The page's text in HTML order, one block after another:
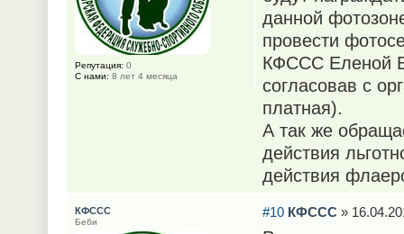
данной
провести
КФССС Еленой
согласовав с
платная).
А так же
действия
действия
Репутация: 0
С нами: 8 лет 4 месяца
#10 КФССС»
КФССС
Беби